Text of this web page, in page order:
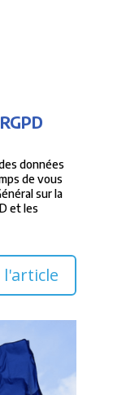
données
de vous
sur la
et les
l'article